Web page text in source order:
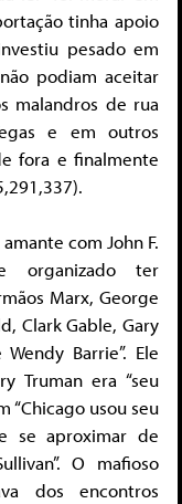
tinha apoio
pesado em
podiam aceitar
malandros de rua
e em outros
fora e finalmente
com John F.
organizado ter
Marx, George
Clark Gable, Gary
Barrie”. Ele
Truman era “seu
“Chicago usou seu
se aproximar de
O mafioso
dos encontros